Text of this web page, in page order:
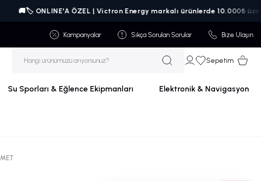
Kampanyalar Sıkça Sorulan Sorular Bize Ulaşın
Sepetim
Su Sporları & Eğlence Ekipmanları Elektronik & Navigasyon
ÖZEL | Victron Energy markalı ürünlerde 10.000₺ üzeri